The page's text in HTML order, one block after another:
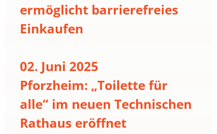
ermöglicht barrierefreies
Einkaufen
02. Juni 2025
Pforzheim: „Toilette für
alle“ im neuen Technischen
Rathaus eröffnet